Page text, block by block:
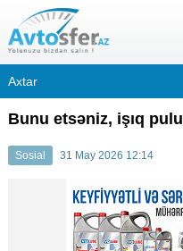
Bunu etsəniz, işıq pulu
Sosial 31 May 2026 12:14